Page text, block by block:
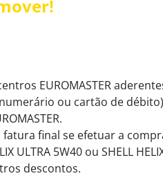
EUROMASTER
ou cartão de
final se efetuar a
ULTRA 5W40 ou SHELL
descontos.